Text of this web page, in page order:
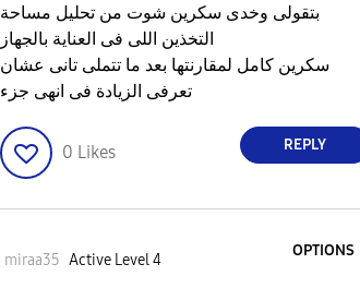
بتقولى وخدى سكرين شوت من تحليل مساحة
التخذين اللى فى العناية بالجهاز
سكرين كامل لمقارنتها بعد ما تتملى تانى عشان
تعرفى الزيادة فى انهى جزء
0 Likes REPLY
miraa35 Active Level 4
OPTIONS